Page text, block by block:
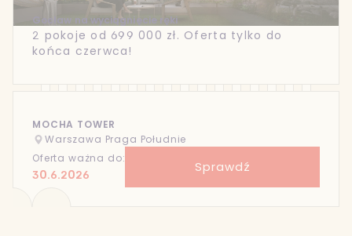
Gocław na wyciągnięcie ręki
2 pokoje od 699 000 zł. Oferta tylko do
końca czerwca!
MOCHA TOWER
Warszawa Praga Południe
Oferta ważna do:
30.6.2026 Sprawdź